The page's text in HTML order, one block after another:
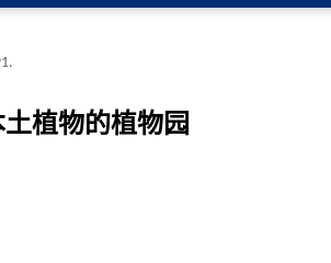
植物的植物园